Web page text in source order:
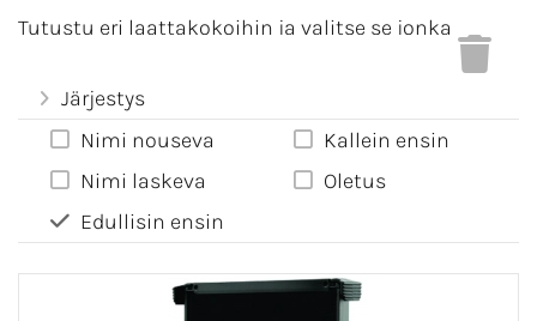
Tutustu eri laattakokoihin ja valitse se jonka
Älä valitse liian kapeaa leimasinta, jos tekstisi on
pitkä.
värikasetin ja kaiverruksen.
Tuotteen alimmalla rivillä näytetään hinnat
valituilla optioilla.
Järjestys
Nimi nouseva
Nimi laskeva
Edullisin ensin
Kallein ensin
Oletus